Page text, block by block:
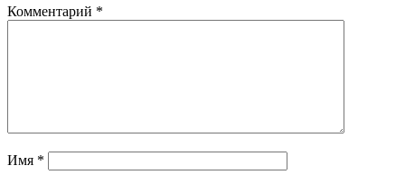
Комментарий *
Имя *